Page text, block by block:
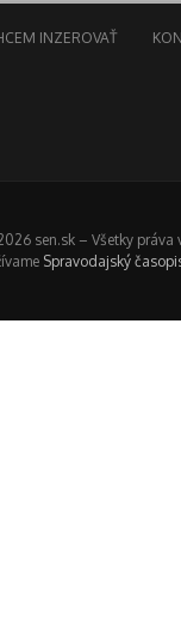
INZEROVAŤ
sen.sk – Všetky práva
Spravodajský